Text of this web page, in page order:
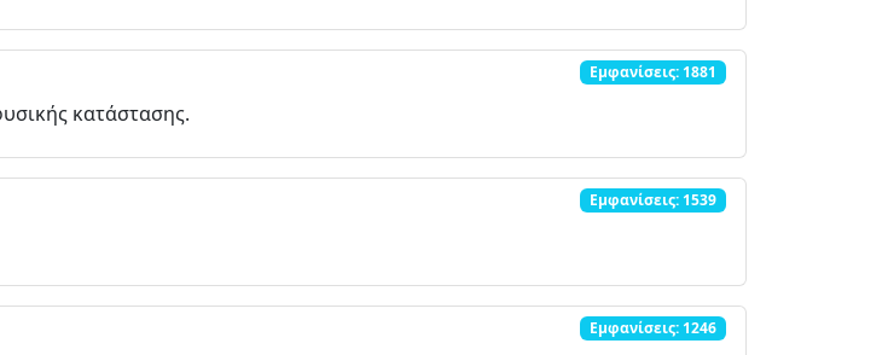
Εμφανίσεις: 1881
κατάστασης.
Εμφανίσεις: 1539
Εμφανίσεις: 1246